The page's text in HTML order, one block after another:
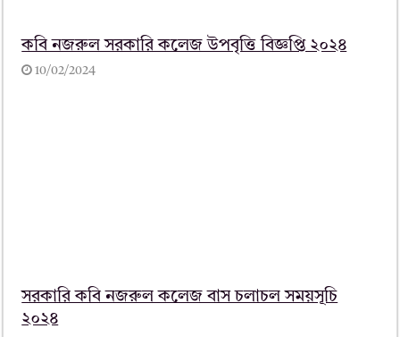
কবি নজরুল সরকারি কলেজ উপবৃত্তি বিজ্ঞপ্তি ২০২৪
10/02/2024
সরকারি কবি নজরুল কলেজ বাস চলাচল সময়সূচি
২০২৪